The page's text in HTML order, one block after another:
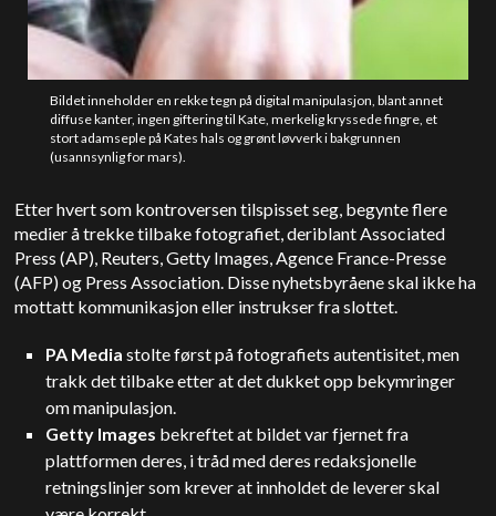
Bildet inneholder en rekke tegn på digital manipulasjon, blant annet
diffuse kanter, ingen giftering til Kate, merkelig kryssede fingre, et
stort adamseple på Kates hals og grønt løvverk i bakgrunnen
(usannsynlig for mars).
Etter hvert som kontroversen tilspisset seg, begynte flere
medier å trekke tilbake fotografiet, deriblant Associated
Press (AP), Reuters, Getty Images, Agence France-Presse
(AFP) og Press Association. Disse nyhetsbyråene skal ikke ha
mottatt kommunikasjon eller instrukser fra slottet.
PA Media stolte først på fotografiets autentisitet, men
trakk det tilbake etter at det dukket opp bekymringer
om manipulasjon.
Getty Images bekreftet at bildet var fjernet fra
plattformen deres, i tråd med deres redaksjonelle
retningslinjer som krever at innholdet de leverer skal